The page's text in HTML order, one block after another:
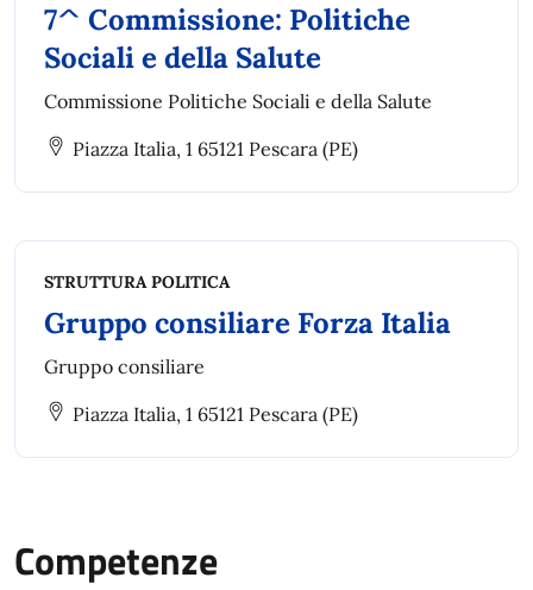
7^ Commissione: Politiche
Sociali e della Salute
Commissione Politiche Sociali e della Salute
Piazza Italia, 1 65121 Pescara (PE)
STRUTTURA POLITICA
Gruppo consiliare Forza Italia
Gruppo consiliare
Piazza Italia, 1 65121 Pescara (PE)
Competenze